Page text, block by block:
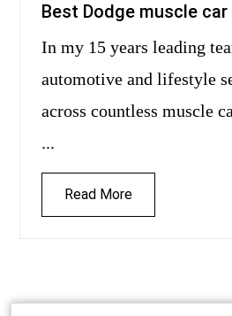
Best Dodge muscle car
In my 15 years leading teams in the
automotive and lifestyle
across countless muscle
...
Read More